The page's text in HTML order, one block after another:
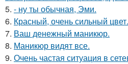
5. - ну ты обычная, Эми.
6. Красный, очень сильный цвет.
7. Ваш денежный маникюр.
8. Маникюр видят все.
9. Очень частая ситуация в